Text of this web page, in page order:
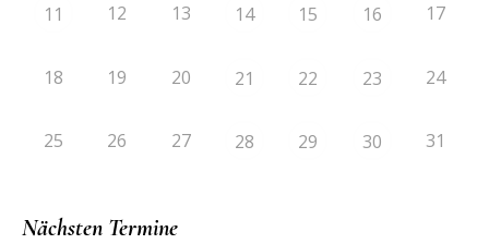
11 12 13 14 15 16 17
18 19 20 21 22 23 24
25 26 27 28 29 30 31
Nächsten Termine